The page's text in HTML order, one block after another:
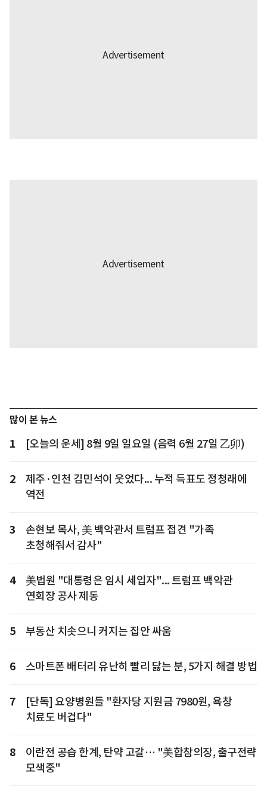
많이 본 뉴스
1 [오늘의 운세] 8월 9일 일요일 (음력 6월 27일 乙卯)
2
제주·인천 김민석이 웃었다... 누적 득표도 정청래에
역전
3
손현보 목사, 美 백악관서 트럼프 접견 "가족
초청해줘서 감사"
4
美법원 "대통령은 임시 세입자"... 트럼프 백악관
연회장 공사 제동
5 부동산 치솟으니 커지는 집안 싸움
6 스마트폰 배터리 유난히 빨리 닳는 분, 5가지 해결 방법
7
[단독] 요양병원들 "환자당 지원금 7980원, 욕창
치료도 버겁다"
8
이란전 공습 한계, 탄약 고갈… "美합참의장, 출구전략
모색중"